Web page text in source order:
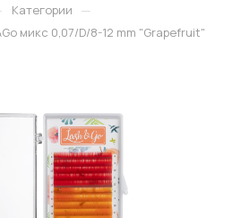
Категории —
микс 0,07/D/8-12 mm "Grapefruit"